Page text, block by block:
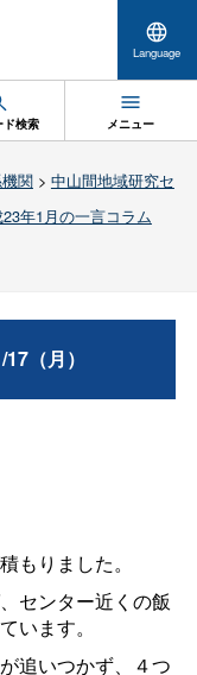
Language
ド検索 メニュー
関> 中山間地域研究セ
年1月の一言コラム
（月）
もりました。
センター近くの飯
います。
追いつかず、４つ